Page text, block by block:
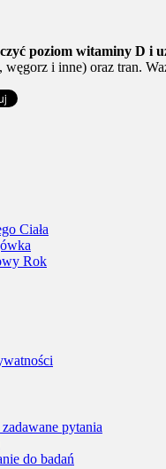
poziom witaminy D i
węgorz i inne) oraz tran.
Ciała
Rok
pytania
do badań